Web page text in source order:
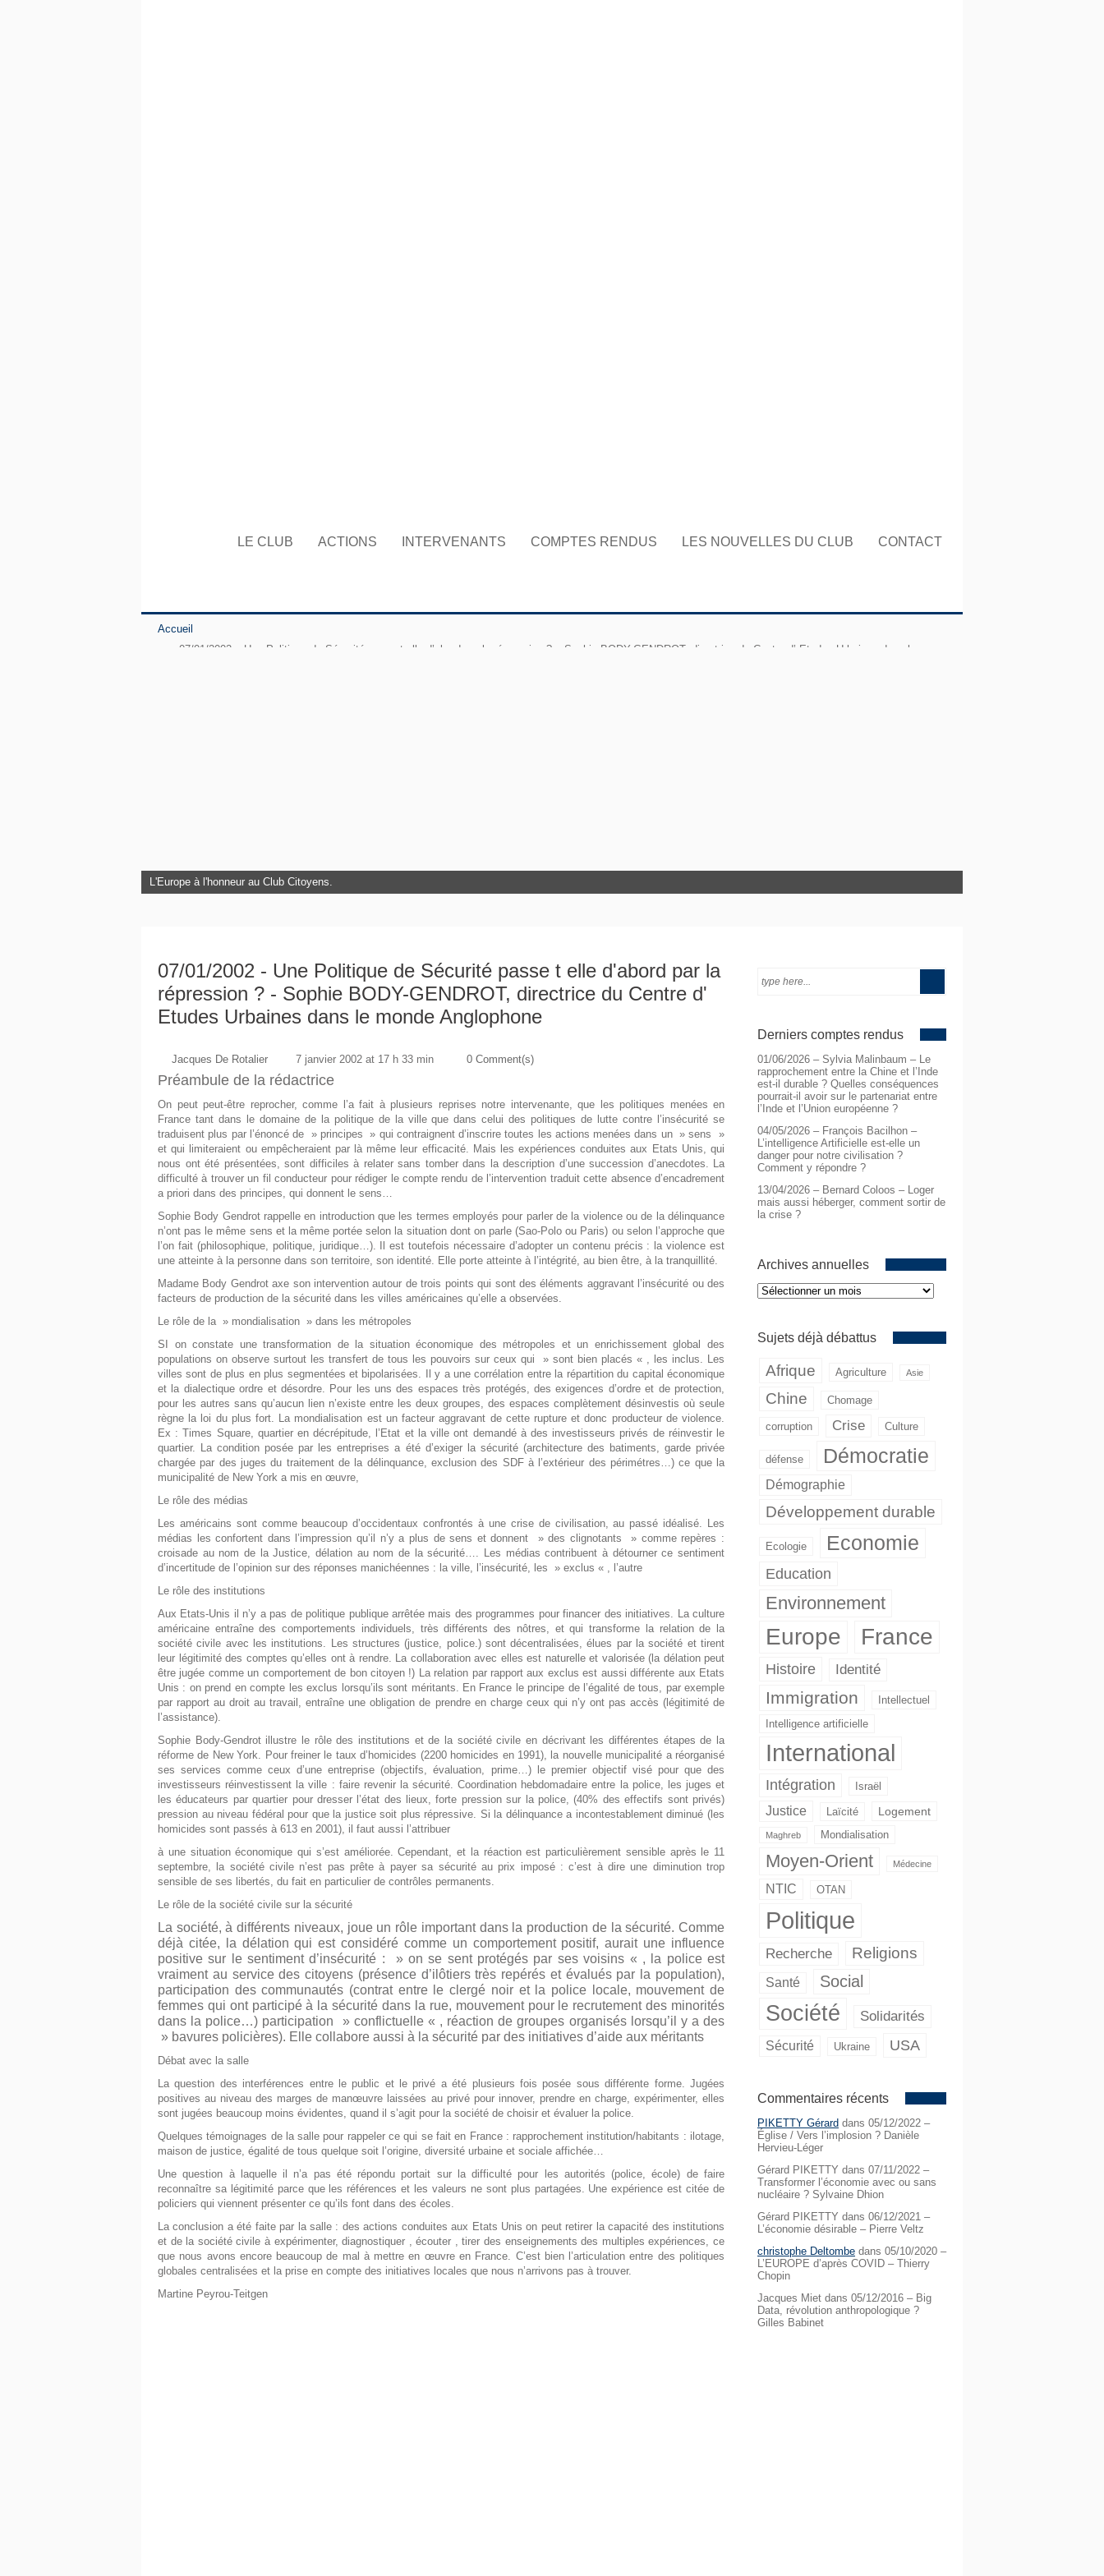
LE CLUB ACTIONS INTERVENANTS COMPTES RENDUS LES NOUVELLES DU CLUB CONTACT
Accueil
07/01/2002 – Une Politique de Sécurité passe t elle d’abord par la répression ? – Sophie BODY-GENDROT, directrice du Centre d’ Etudes Urbaines dans le
L'Europe à l'honneur au Club Citoyens.
Derniers comptes rendus
01/06/2026 – Sylvia Malinbaum – Le
rapprochement entre la Chine et l’Inde
est-il durable ? Quelles conséquences
pourrait-il avoir sur le partenariat entre
l’Inde et l’Union européenne ?
04/05/2026 – François Bacilhon –
L’intelligence Artificielle est-elle un
danger pour notre civilisation ?
Comment y répondre ?
13/04/2026 – Bernard Coloos – Loger
mais aussi héberger, comment sortir de
la crise ?
Archives annuelles
Archives
annuelles
Sujets déjà débattus
Afrique Agriculture Asie
Chine Chomage
corruption Crise Culture
défense Démocratie
Démographie
Développement durable
Ecologie Economie
Education
Environnement
Europe France
Histoire Identité
Immigration
Intellectuel
Intelligence artificielle
International
Intégration Israël
Justice Laïcité Logement
Maghreb Mondialisation
Moyen-Orient Médecine
NTIC OTAN
Politique
Recherche Religions
Santé Social
Société Solidarités
Sécurité Ukraine USA
Commentaires récents
PIKETTY Gérard dans 05/12/2022 –
Église / Vers l’implosion ? Danièle
Hervieu-Léger
Gérard PIKETTY dans 07/11/2022 –
Transformer l’économie avec ou sans
nucléaire ? Sylvaine Dhion
Gérard PIKETTY dans 06/12/2021 –
L’économie désirable – Pierre Veltz
christophe Deltombe dans 05/10/2020 –
L’EUROPE d’après COVID – Thierry
Chopin
Jacques Miet dans 05/12/2016 – Big
Data, révolution anthropologique ?
Gilles Babinet
07/01/2002 - Une Politique de Sécurité passe t elle d'abord par la
répression ? - Sophie BODY-GENDROT, directrice du Centre d'
Etudes Urbaines dans le monde Anglophone
Jacques De Rotalier 7 janvier 2002 at 17 h 33 min 0 Comment(s)
Préambule de la rédactrice
On peut peut-être reprocher, comme l’a fait à plusieurs reprises notre intervenante, que les politiques menées en
France tant dans le domaine de la politique de la ville que dans celui des politiques de lutte contre l’insécurité se
traduisent plus par l’énoncé de » principes » qui contraignent d’inscrire toutes les actions menées dans un » sens »
et qui limiteraient ou empêcheraient par là même leur efficacité. Mais les expériences conduites aux Etats Unis, qui
nous ont été présentées, sont difficiles à relater sans tomber dans la description d’une succession d’anecdotes. La
difficulté à trouver un fil conducteur pour rédiger le compte rendu de l’intervention traduit cette absence d’encadrement
a priori dans des principes, qui donnent le sens…
Sophie Body Gendrot rappelle en introduction que les termes employés pour parler de la violence ou de la délinquance
n’ont pas le même sens et la même portée selon la situation dont on parle (Sao-Polo ou Paris) ou selon l’approche que
l’on fait (philosophique, politique, juridique…). Il est toutefois nécessaire d’adopter un contenu précis : la violence est
une atteinte à la personne dans son territoire, son identité. Elle porte atteinte à l’intégrité, au bien être, à la tranquillité.
Madame Body Gendrot axe son intervention autour de trois points qui sont des éléments aggravant l’insécurité ou des
facteurs de production de la sécurité dans les villes américaines qu’elle a observées.
Le rôle de la » mondialisation » dans les métropoles
SI on constate une transformation de la situation économique des métropoles et un enrichissement global des
populations on observe surtout les transfert de tous les pouvoirs sur ceux qui » sont bien placés « , les inclus. Les
villes sont de plus en plus segmentées et bipolarisées. Il y a une corrélation entre la répartition du capital économique
et la dialectique ordre et désordre. Pour les uns des espaces très protégés, des exigences d’ordre et de protection,
pour les autres sans qu’aucun lien n’existe entre les deux groupes, des espaces complètement désinvestis où seule
règne la loi du plus fort. La mondialisation est un facteur aggravant de cette rupture et donc producteur de violence.
Ex : Times Square, quartier en décrépitude, l’Etat et la ville ont demandé à des investisseurs privés de réinvestir le
quartier. La condition posée par les entreprises a été d’exiger la sécurité (architecture des batiments, garde privée
chargée par des juges du traitement de la délinquance, exclusion des SDF à l’extérieur des périmétres…) ce que la
municipalité de New York a mis en œuvre,
Le rôle des médias
Les américains sont comme beaucoup d’occidentaux confrontés à une crise de civilisation, au passé idéalisé. Les
médias les confortent dans l’impression qu’il n’y a plus de sens et donnent » des clignotants » comme repères :
croisade au nom de la Justice, délation au nom de la sécurité…. Les médias contribuent à détourner ce sentiment
d’incertitude de l’opinion sur des réponses manichéennes : la ville, l’insécurité, les » exclus « , l’autre
Le rôle des institutions
Aux Etats-Unis il n’y a pas de politique publique arrêtée mais des programmes pour financer des initiatives. La culture
américaine entraîne des comportements individuels, très différents des nôtres, et qui transforme la relation de la
société civile avec les institutions. Les structures (justice, police.) sont décentralisées, élues par la société et tirent
leur légitimité des comptes qu’elles ont à rendre. La collaboration avec elles est naturelle et valorisée (la délation peut
être jugée comme un comportement de bon citoyen !) La relation par rapport aux exclus est aussi différente aux Etats
Unis : on prend en compte les exclus lorsqu’ils sont méritants. En France le principe de l’égalité de tous, par exemple
par rapport au droit au travail, entraîne une obligation de prendre en charge ceux qui n’y ont pas accès (légitimité de
l’assistance).
Sophie Body-Gendrot illustre le rôle des institutions et de la société civile en décrivant les différentes étapes de la
réforme de New York. Pour freiner le taux d’homicides (2200 homicides en 1991), la nouvelle municipalité a réorganisé
ses services comme ceux d’une entreprise (objectifs, évaluation, prime…) le premier objectif visé pour que des
investisseurs réinvestissent la ville : faire revenir la sécurité. Coordination hebdomadaire entre la police, les juges et
les éducateurs par quartier pour dresser l’état des lieux, forte pression sur la police, (40% des effectifs sont privés)
pression au niveau fédéral pour que la justice soit plus répressive. Si la délinquance a incontestablement diminué (les
homicides sont passés à 613 en 2001), il faut aussi l’attribuer
à une situation économique qui s’est améliorée. Cependant, et la réaction est particulièrement sensible après le 11
septembre, la société civile n’est pas prête à payer sa sécurité au prix imposé : c’est à dire une diminution trop
sensible de ses libertés, du fait en particulier de contrôles permanents.
Le rôle de la société civile sur la sécurité
La société, à différents niveaux, joue un rôle important dans la production de la sécurité. Comme
déjà citée, la délation qui est considéré comme un comportement positif, aurait une influence
positive sur le sentiment d’insécurité : » on se sent protégés par ses voisins « , la police est
vraiment au service des citoyens (présence d’ilôtiers très repérés et évalués par la population),
participation des communautés (contrat entre le clergé noir et la police locale, mouvement de
femmes qui ont participé à la sécurité dans la rue, mouvement pour le recrutement des minorités
dans la police…) participation » conflictuelle « , réaction de groupes organisés lorsqu’il y a des
» bavures policières). Elle collabore aussi à la sécurité par des initiatives d’aide aux méritants
Débat avec la salle
La question des interférences entre le public et le privé a été plusieurs fois posée sous différente forme. Jugées
positives au niveau des marges de manœuvre laissées au privé pour innover, prendre en charge, expérimenter, elles
sont jugées beaucoup moins évidentes, quand il s’agit pour la société de choisir et évaluer la police.
Quelques témoignages de la salle pour rappeler ce qui se fait en France : rapprochement institution/habitants : ilotage,
maison de justice, égalité de tous quelque soit l’origine, diversité urbaine et sociale affichée…
Une question à laquelle il n’a pas été répondu portait sur la difficulté pour les autorités (police, école) de faire
reconnaître sa légitimité parce que les références et les valeurs ne sont plus partagées. Une expérience est citée de
policiers qui viennent présenter ce qu’ils font dans des écoles.
La conclusion a été faite par la salle : des actions conduites aux Etats Unis on peut retirer la capacité des institutions
et de la société civile à expérimenter, diagnostiquer , écouter , tirer des enseignements des multiples expériences, ce
que nous avons encore beaucoup de mal à mettre en œuvre en France. C’est bien l’articulation entre des politiques
globales centralisées et la prise en compte des initiatives locales que nous n’arrivons pas à trouver.
Martine Peyrou-Teitgen